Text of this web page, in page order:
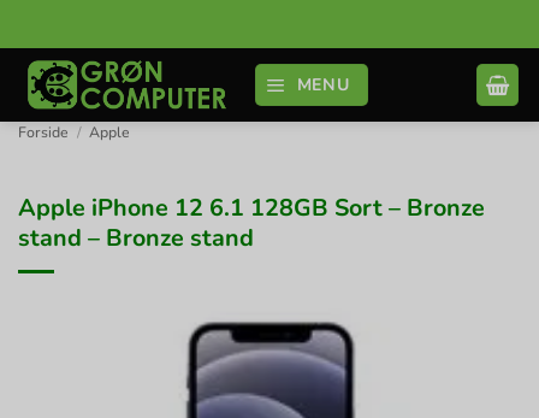
til
indhold
MENU
Forside / Apple
Apple iPhone 12 6.1 128GB Sort – Bronze
stand – Bronze stand